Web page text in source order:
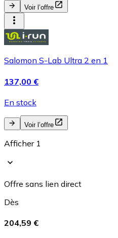
Voir l’offre
Salomon S-Lab Ultra 2 en 1
137,00 €
En stock
Voir l’offre
Afficher 1
Offre sans lien direct
Dès
204,59 €